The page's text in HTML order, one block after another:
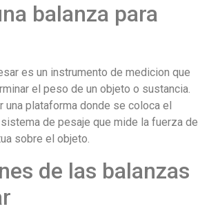
balanza para
es un instrumento de medicion que
el peso de un objeto o sustancia.
una plataforma donde se coloca el
de pesaje que mide la fuerza de
sobre el objeto.
de las balanzas